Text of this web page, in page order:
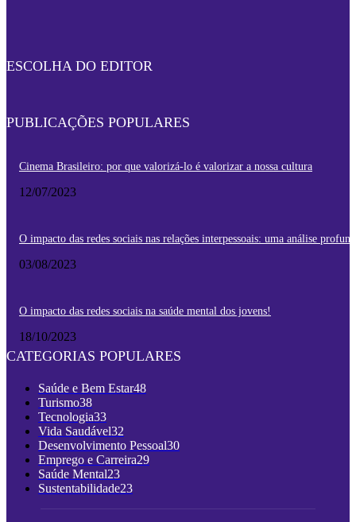
ESCOLHA DO EDITOR
PUBLICAÇÕES POPULARES
Cinema Brasileiro: por que valorizá-lo é valorizar a nossa cultura
12/07/2023
O impacto das redes sociais nas relações interpessoais: uma análise
03/08/2023
O impacto das redes sociais na saúde mental dos jovens!
18/10/2023
CATEGORIAS POPULARES
Saúde e Bem Estar48
Turismo38
Tecnologia33
Vida Saudável32
Desenvolvimento Pessoal30
Emprego e Carreira29
Saúde Mental23
Sustentabilidade23